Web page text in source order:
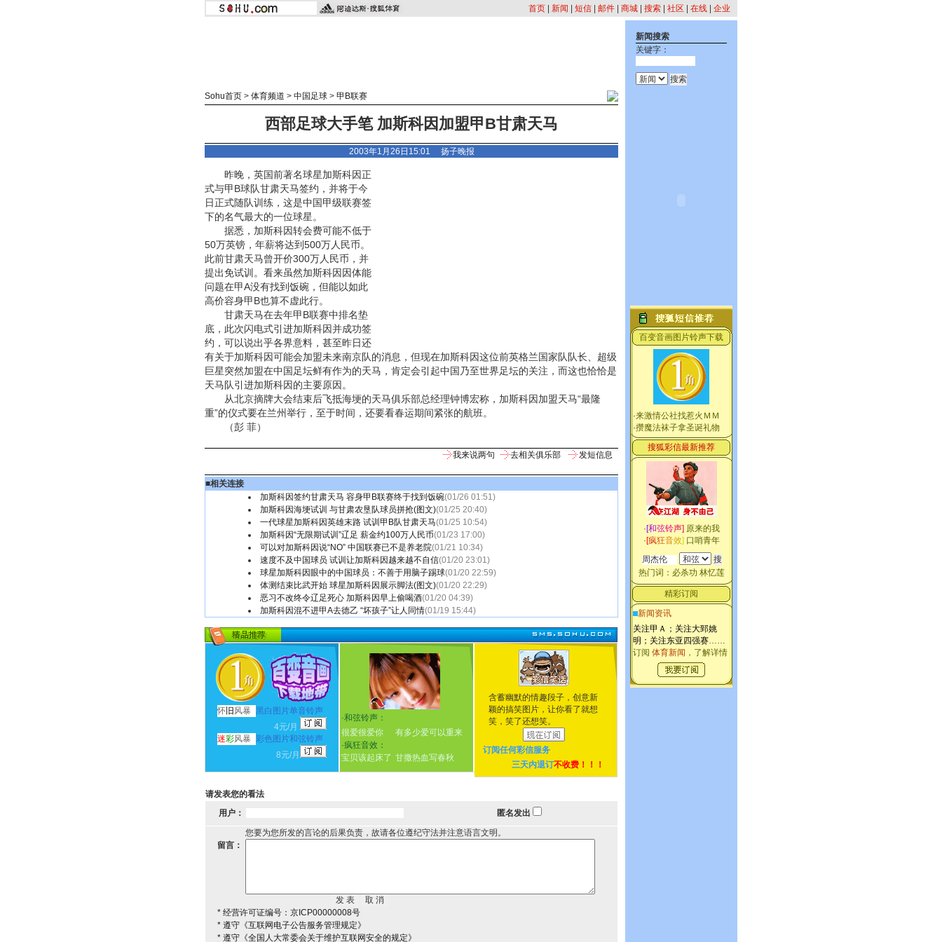
首页 新闻 短信 邮件 商城 搜索 社区 在线 企业
Sohu首页 > 体育频道 > 中国足球 > 甲B联赛
西部足球大手笔 加斯科因加盟甲B甘肃天马
2003年1月26日15:01 扬子晚报
昨晚，英国前著名球星加斯科因正
式与甲B球队甘肃天马签约，并将于今
日正式随队训练，这是中国甲级联赛签
下的名气最大的一位球星。
据悉，加斯科因转会费可能不低于
50万英镑，年薪将达到500万人民币。
此前甘肃天马曾开价300万人民币，并
提出免试训。看来虽然加斯科因因体能
问题在甲A没有找到饭碗，但能以如此
高价容身甲B也算不虚此行。
甘肃天马在去年甲B联赛中排名垫
底，此次闪电式引进加斯科因并成功签
约，可以说出乎各界意料，甚至昨日还
有关于加斯科因可能会加盟未来南京队的消息，但现在加斯科因这位前英格兰国家队队长、超级
巨星突然加盟在中国足坛鲜有作为的天马，肯定会引起中国乃至世界足坛的关注，而这也恰恰是
天马队引进加斯科因的主要原因。
从北京摘牌大会结束后飞抵海埂的天马俱乐部总经理钟博宏称，加斯科因加盟天马“最隆
重”的仪式要在兰州举行，至于时间，还要看春运期间紧张的航班。
（彭 菲）
我来说两句 去相关俱乐部 发短信息
■相关连接
加斯科因签约甘肃天马 容身甲B联赛终于找到饭碗(01/26 01:51)
加斯科因海埂试训 与甘肃农垦队球员拼抢(图文)(01/25 20:40)
一代球星加斯科因英雄末路 试训甲B队甘肃天马(01/25 10:54)
加斯科因“无限期试训”辽足 薪金约100万人民币(01/23 17:00)
可以对加斯科因说“NO” 中国联赛已不是养老院(01/21 10:34)
速度不及中国球员 试训让加斯科因越来越不自信(01/20 23:01)
球星加斯科因眼中的中国球员：不善于用脑子踢球(01/20 22:59)
体测结束比武开始 球星加斯科因展示脚法(图文)(01/20 22:29)
恶习不改终令辽足死心 加斯科因早上偷喝酒(01/20 04:39)
加斯科因混不进甲A去德乙 “坏孩子”让人同情(01/19 15:44)
怀 旧 风暴
黑白图片单音铃声
4元/月
迷彩风暴 彩色图片和弦铃声
8元/月
·和弦铃声：
很爱很爱你
有多少爱可以重来
·疯狂音效：
宝贝该起床了 甘撒热血写春秋
含蓄幽默的情趣段子，创意新
颖的搞笑图片，让你看了就想
笑，笑了还想笑。
订阅任何彩信服务
三天内退订不收费！！！
请发表您的看法
用户：
匿名发出
您要为您所发的言论的后果负责，故请各位遵纪守法并注意语言文明。
留言：
* 经营许可证编号：京ICP00000008号
* 遵守《互联网电子公告服务管理规定》
* 遵守《全国人大常委会关于维护互联网安全的规定》
新闻搜索
关键字：
百变音画图片铃声下载
·来激情公社找惹火ＭＭ
·攒魔法袜子拿圣诞礼物
搜狐彩信最新推荐
·[和弦铃声] 原来的我
·[疯狂音效] 口哨青年
热门词： 必杀功 林忆莲
精彩订阅
新闻资讯
关注甲Ａ；关注大郅姚
明；关注东亚四强赛……
订阅 体育新闻 ，了解详情